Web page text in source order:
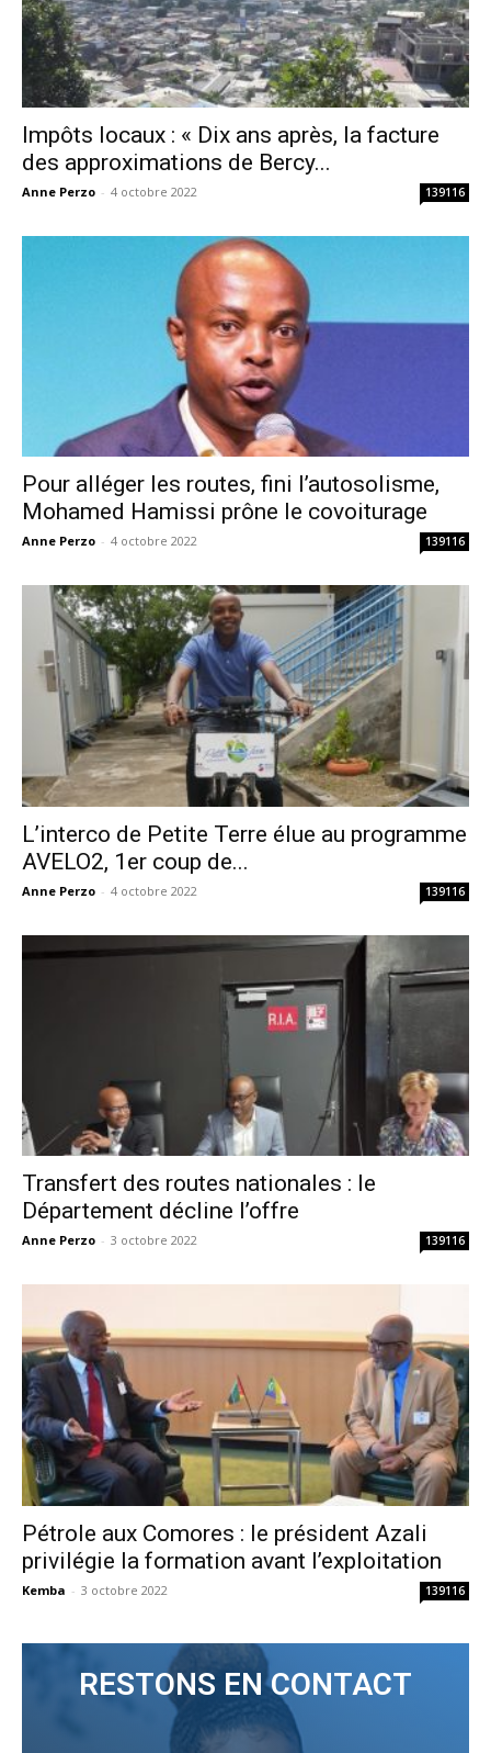
Impôts locaux : « Dix ans après, la facture
des approximations de Bercy...
Anne Perzo - 4 octobre 2022 139116
Pour alléger les routes, fini l’autosolisme,
Mohamed Hamissi prône le covoiturage
Anne Perzo - 4 octobre 2022 139116
L’interco de Petite Terre élue au programme
AVELO2, 1er coup de...
Anne Perzo - 4 octobre 2022 139116
Transfert des routes nationales : le
Département décline l’offre
Anne Perzo - 3 octobre 2022 139116
Pétrole aux Comores : le président Azali
privilégie la formation avant l’exploitation
Kemba - 3 octobre 2022 139116
RESTONS EN CONTACT